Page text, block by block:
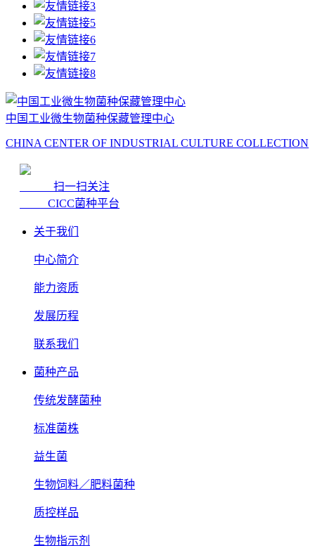
中国工业微生物菌种保藏管理中心
CHINA CENTER OF INDUSTRIAL CULTURE COLLECTION
扫一扫关注
CICC菌种平台
关于我们
中心简介
能力资质
发展历程
联系我们
菌种产品
传统发酵菌种
标准菌株
益生菌
生物饲料／肥料菌种
质控样品
生物指示剂